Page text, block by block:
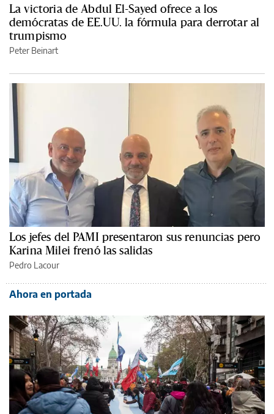
La victoria de Abdul El-Sayed ofrece a los
demócratas de EE.UU. la fórmula para derrotar al
trumpismo
Peter Beinart
Los jefes del PAMI presentaron sus renuncias pero
Karina Milei frenó las salidas
Pedro Lacour
Ahora en portada